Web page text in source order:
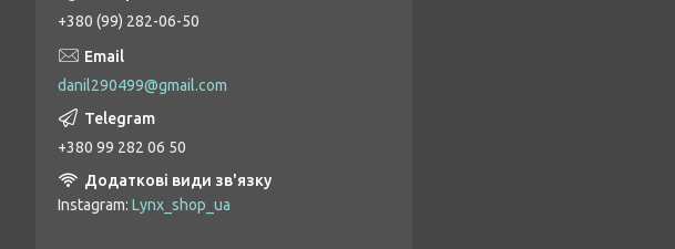
+380 (99) 282-06-50
danil290499@gmail.com
+380 99 282 06 50
Instagram Lynx_shop_ua